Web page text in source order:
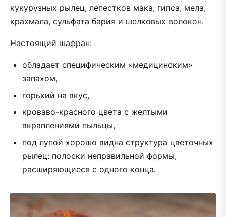
кукурузных рылец, лепестков мака, гипса, мела,
крахмала, сульфата бария и шелковых волокон.
Настоящий шафран:
обладает специфическим «медицинским»
запахом,
горький на вкус,
кроваво-красного цвета с желтыми
вкраплениями пыльцы,
под лупой хорошо видна структура цветочных
рылец: полоски неправильной формы,
расширяющиеся с одного конца.